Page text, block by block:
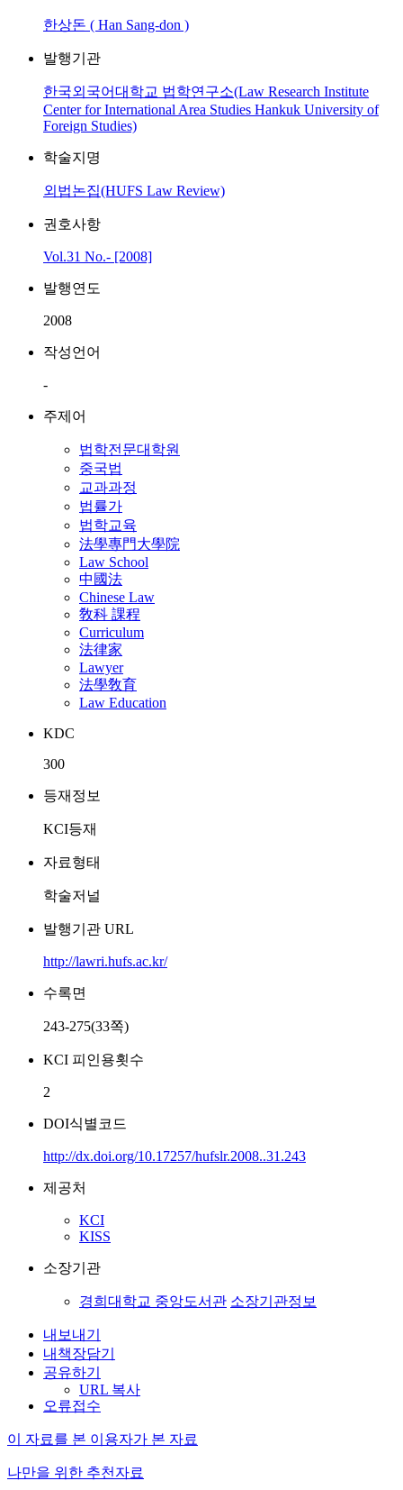
한상돈 ( Han Sang-don )
발행기관
한국외국어대학교 법학연구소(Law Research Institute
Center for International Area Studies Hankuk University of
Foreign Studies)
학술지명
외법논집(HUFS Law Review)
권호사항
Vol.31 No.- [2008]
발행연도
2008
작성언어
-
주제어
법학전문대학원
중국법
교과과정
법률가
법학교육
法學專門大學院
Law School
中國法
Chinese Law
敎科 課程
Curriculum
法律家
Lawyer
法學敎育
Law Education
KDC
300
등재정보
KCI등재
자료형태
학술저널
발행기관 URL
http://lawri.hufs.ac.kr/
수록면
243-275(33쪽)
KCI 피인용횟수
2
DOI식별코드
http://dx.doi.org/10.17257/hufslr.2008..31.243
제공처
KCI
KISS
소장기관
경희대학교 중앙도서관 소장기관정보
내보내기
내책장담기
공유하기
URL 복사
오류접수
이 자료를 본 이용자가 본 자료
나만을 위한 추천자료